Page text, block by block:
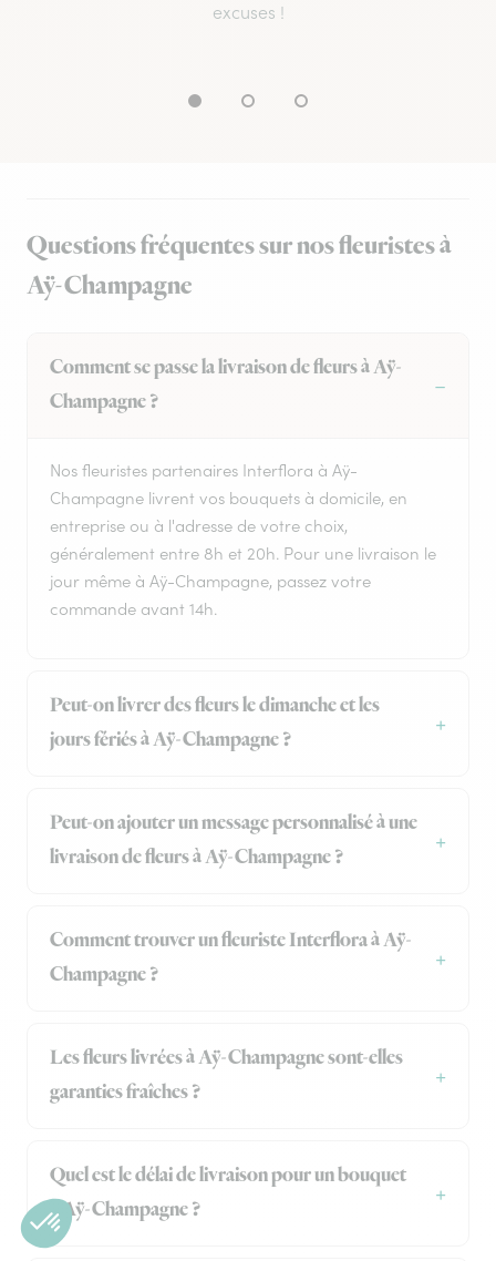
excuses !
Questions fréquentes sur nos fleuristes à
Aÿ-Champagne
Comment se passe la livraison de fleurs à Aÿ-
Champagne ?
Nos fleuristes partenaires Interflora à Aÿ-
Champagne livrent vos bouquets à domicile, en
entreprise ou à l'adresse de votre choix,
généralement entre 8h et 20h. Pour une livraison le
jour même à Aÿ-Champagne, passez votre
commande avant 14h.
Peut-on livrer des fleurs le dimanche et les
jours fériés à Aÿ-Champagne ?
Peut-on ajouter un message personnalisé à une
livraison de fleurs à Aÿ-Champagne ?
Comment trouver un fleuriste Interflora à Aÿ-
Champagne ?
Les fleurs livrées à Aÿ-Champagne sont-elles
garanties fraîches ?
Quel est le délai de livraison pour un bouquet
à Aÿ-Champagne ?